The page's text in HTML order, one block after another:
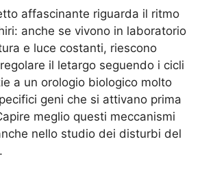
affascinante riguarda il ritmo
anche se vivono in laboratorio
e luce costanti, riescono
il letargo seguendo i cicli
a un orologio biologico molto
geni che si attivano prima
meglio questi meccanismi
nello studio dei disturbi del